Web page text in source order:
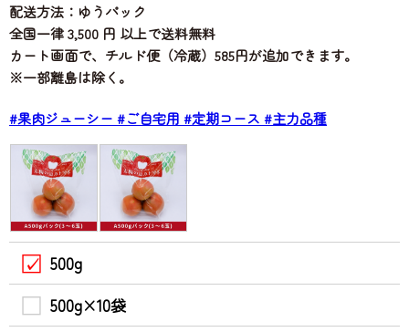
配送方法：ゆうパック
全国一律 3,500 円 以上で送料無料
カート画面で、チルド便（冷蔵）585円が追加できます。
※一部離島は除く。
#果肉ジューシー #ご自宅用 #定期コース #主力品種
500g
500g×10袋